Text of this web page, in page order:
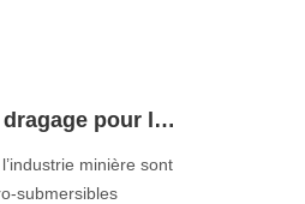
En tant que pompe de dragage pour le secteur minier, pompes design Muyuan de haute qualité
minière sont
submersibles